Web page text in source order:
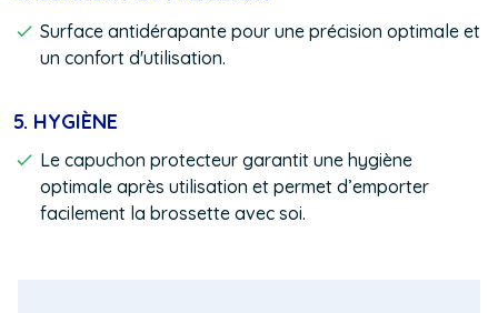
Surface antidérapante pour une précision optimale et
un confort d'utilisation.
5. HYGIÈNE
Le capuchon protecteur garantit une hygiène
optimale après utilisation et permet d’emporter
facilement la brossette avec soi.